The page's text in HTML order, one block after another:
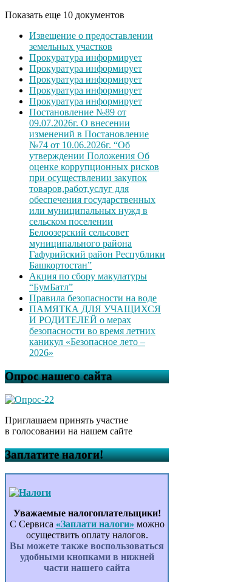
Показать еще 10 документов
Извещение о предоставлении
земельных участков
Прокуратура информирует
Прокуратура информирует
Прокуратура информирует
Прокуратура информирует
Прокуратура информирует
Постановление №89 от
09.07.2026г. О внесении
изменений в Постановление
№74 от 10.06.2026г. “Об
утверждении Положения Об
оценке коррупционных рисков
при осуществлении закупок
товаров,работ,услуг для
обеспечения государственных
или муниципальных нужд в
сельском поселении
Белоозерский сельсовет
муниципального района
Гафурийский район Республики
Башкортостан”
Акция по сбору макулатуры
“БумБатл”
Правила безопасности на воде
ПАМЯТКА ДЛЯ УЧАЩИХСЯ
И РОДИТЕЛЕЙ о мерах
безопасности во время летних
каникул «Безопасное лето –
2026»
Опрос нашего сайта
Приглашаем принять участие
в голосовании на нашем сайте
Заплатите налоги!
Уважаемые налогоплательщики!
С Сервиса «Заплати налоги» можно
осуществить оплату налогов.
Вы можете также воспользоваться
удобными кнопками в нижней
части нашего сайта